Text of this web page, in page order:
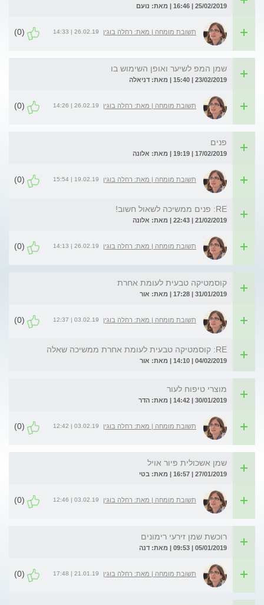
25/02/2019 | 16:46 | מאת: נועם
תשובת מומחה | מאת: רחלה בוגין 26.02.19 | 14:33
(0)
שמן המפ לשיער ואופן השימוש בו
23/02/2019 | 15:40 | מאת: דניאלה
תשובת מומחה | מאת: רחלה בוגין 26.02.19 | 14:26
(0)
פנים
17/02/2019 | 19:19 | מאת: אלונה
תשובת מומחה | מאת: רחלה בוגין 19.02.19 | 15:54
(0)
RE: פנים ממשיכה לשאול חשוב!
21/02/2019 | 22:43 | מאת: אלונה
תשובת מומחה | מאת: רחלה בוגין 26.02.19 | 14:13
(0)
קוסמטיקה טבעית לעומת אחרת
31/01/2019 | 17:28 | מאת: אור
תשובת מומחה | מאת: רחלה בוגין 03.02.19 | 12:37
(0)
RE: קוסמטיקה טבעית לעומת אחרת ממשיכה שאלה
04/02/2019 | 14:10 | מאת: אור
מוצרי טיפוח לעור
30/01/2019 | 14:42 | מאת: הדר
תשובת מומחה | מאת: רחלה בוגין 03.02.19 | 12:42
(0)
שמן אשכולית פיור אויל
27/01/2019 | 16:57 | מאת: בטי
תשובת מומחה | מאת: רחלה בוגין 03.02.19 | 12:46
(0)
רוכשת שמן זירעי רימונים
05/01/2019 | 09:53 | מאת: דנה
תשובת מומחה | מאת: רחלה בוגין 21.01.19 | 17:48
(0)